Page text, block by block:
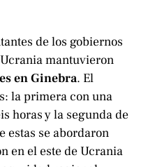
de los gobiernos
mantuvieron
en Ginebra. El
la primera con una
horas y la segunda de
estas se abordaron
en el este de Ucrania